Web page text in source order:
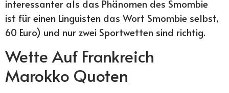
interessanter als das Phänomen des Smombie
ist für einen Linguisten das Wort Smombie selbst,
60 Euro) und nur zwei Sportwetten sind richtig.
Wette Auf Frankreich
Marokko Quoten